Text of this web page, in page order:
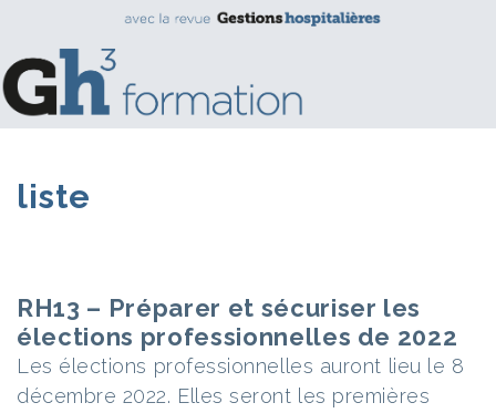
liste
RH13 – Préparer et sécuriser les
élections professionnelles de 2022
Les élections professionnelles auront lieu le 8
décembre 2022. Elles seront les premières